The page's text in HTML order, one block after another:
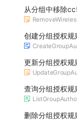
从分组中移除
创建分组授权规
更新分组授权规
查询分组授权规
删除分组授权规